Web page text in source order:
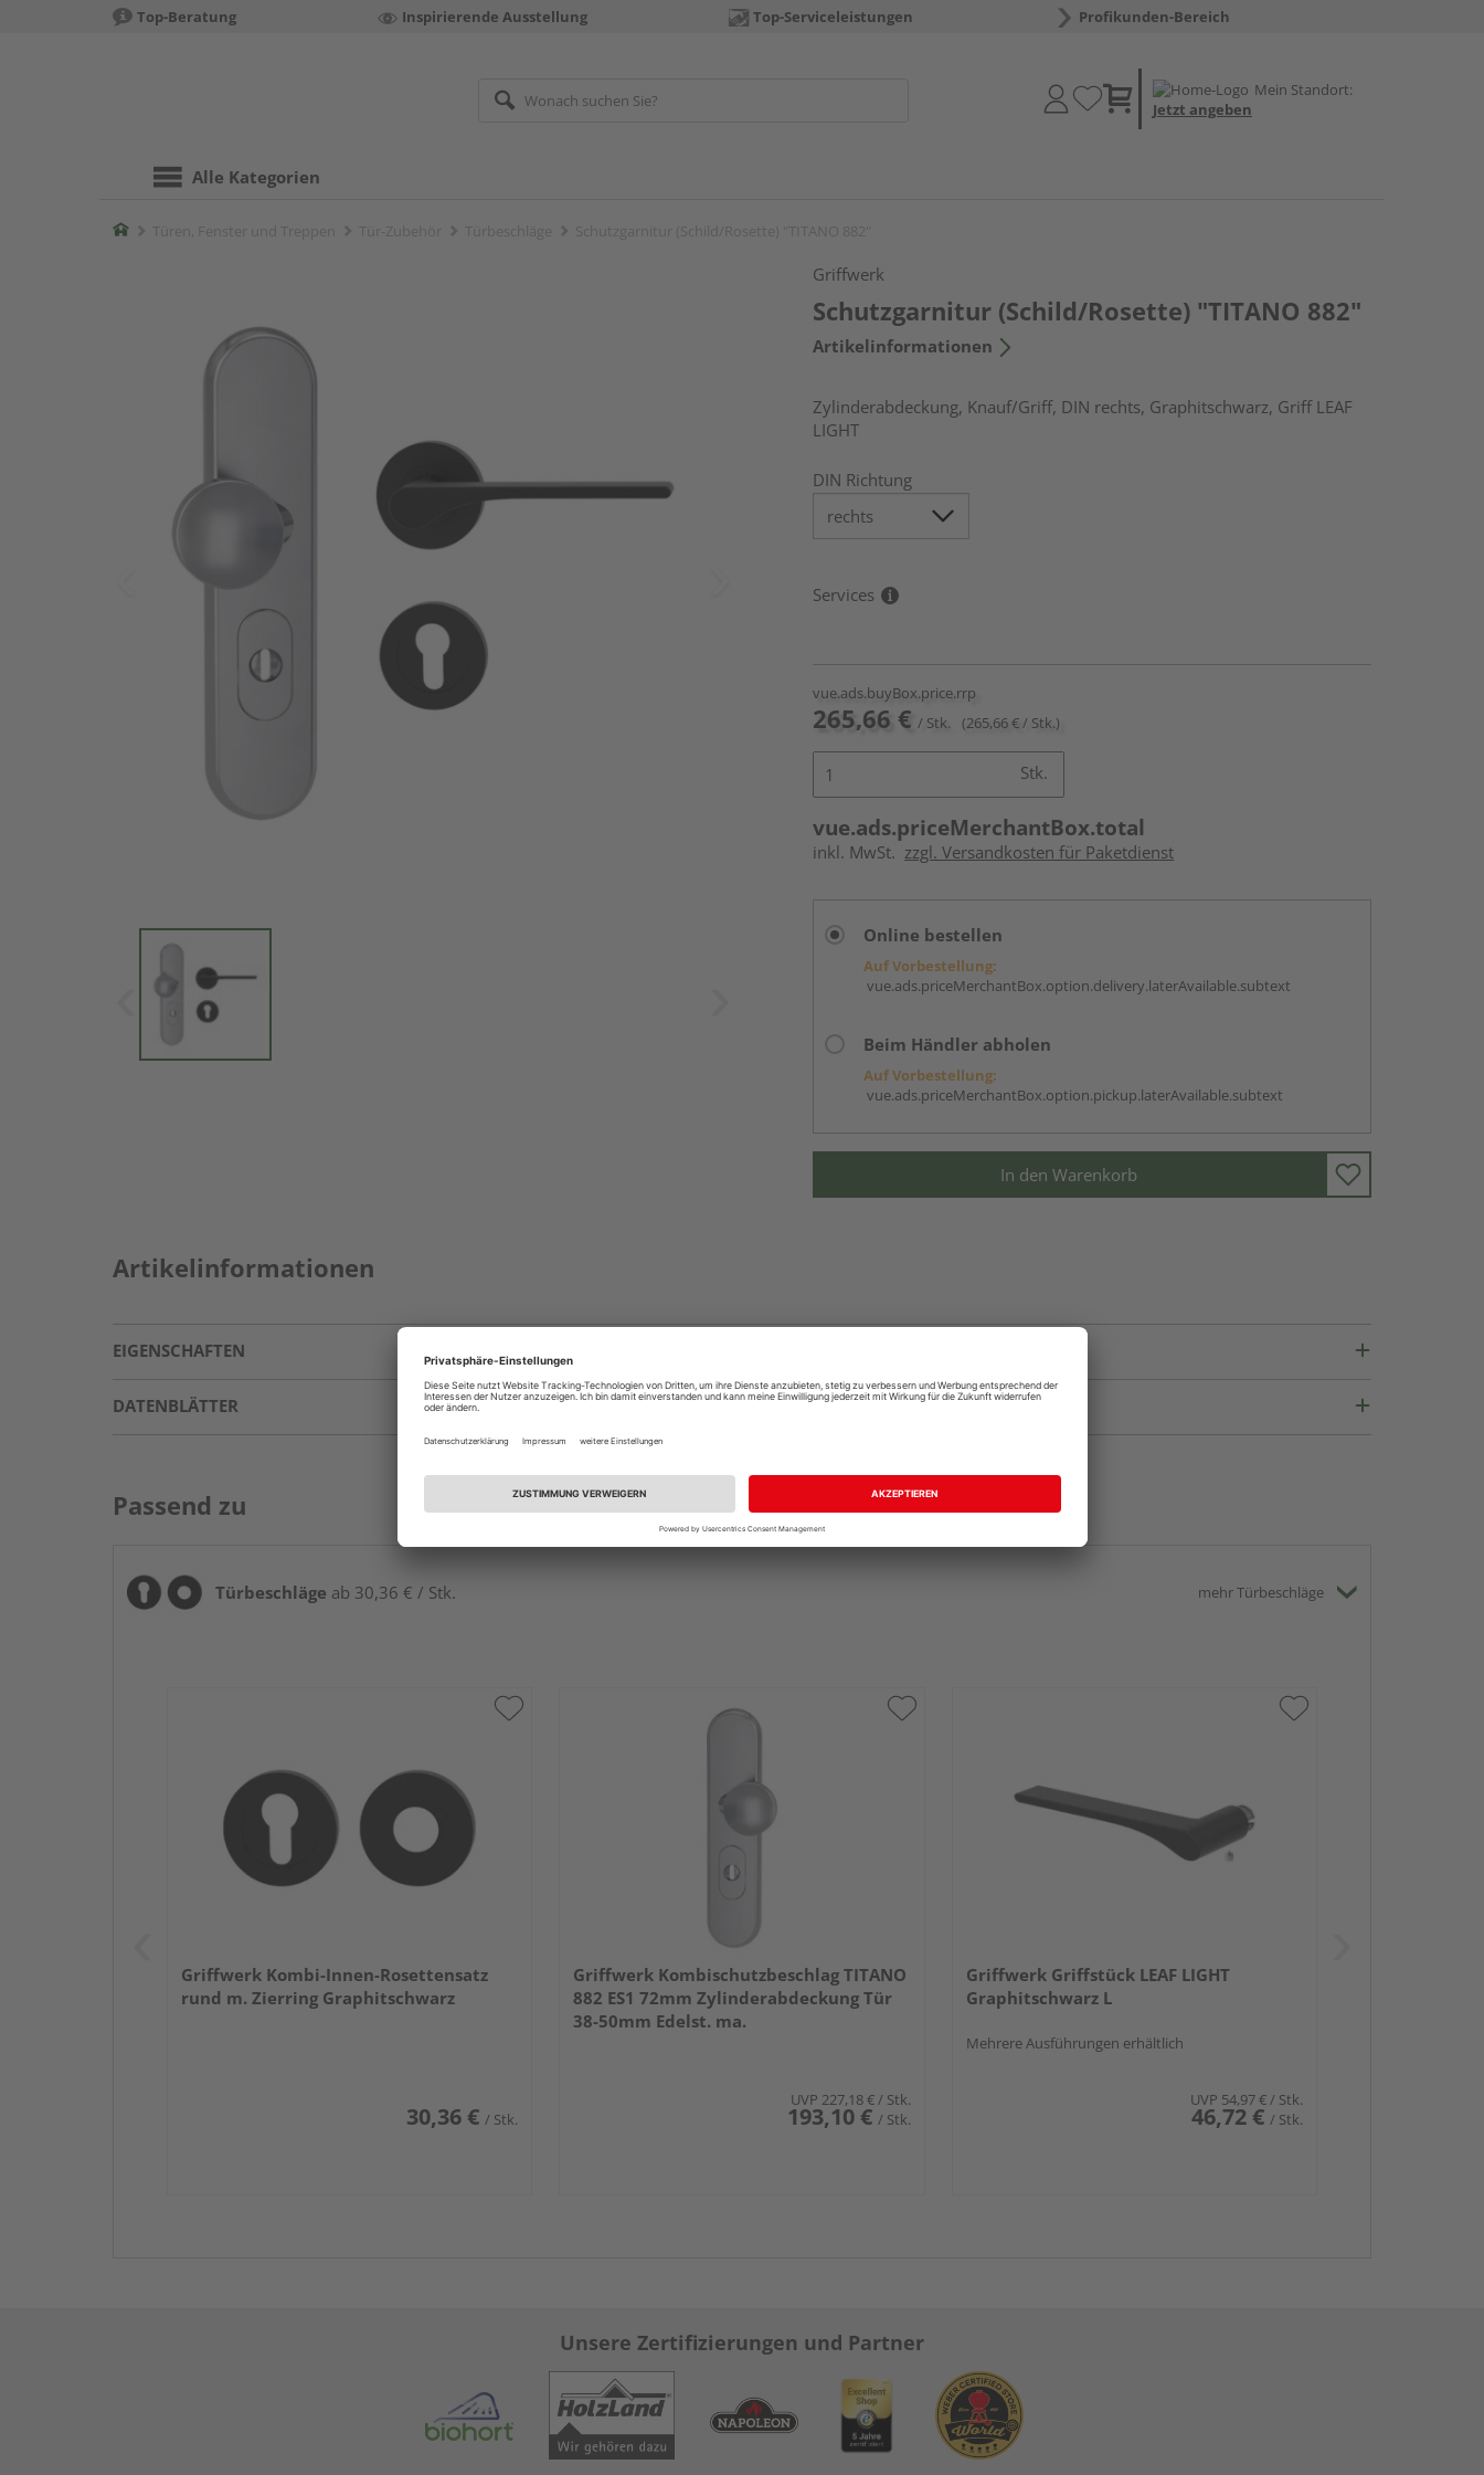
Top-Beratung Inspirierende Ausstellung Top-Serviceleistungen Profikunden-Bereich
Mein Standort:
Jetzt angeben
Alle Kategorien
Home
Griffwerk
Schutzgarnitur (Schild/Rosette) "TITANO 882"
Artikelinformationen
Zylinderabdeckung, Knauf/Griff, DIN rechts, Graphitschwarz, Griff LEAF
LIGHT
DIN Richtung
Services
vue.ads.buyBox.price.rrp
265,66 € / Stk. (265,66 € / Stk.)
Stk.
vue.ads.priceMerchantBox.total
inkl. MwSt. zzgl. Versandkosten für Paketdienst
Online bestellen
Auf Vorbestellung:
vue.ads.priceMerchantBox.option.delivery.laterAvailable.subtext
Beim Händler abholen
Auf Vorbestellung:
vue.ads.priceMerchantBox.option.pickup.laterAvailable.subtext
In den Warenkorb
Artikelinformationen
EIGENSCHAFTEN
DATENBLÄTTER
Passend zu
Türbeschläge ab 30,36 € / Stk. mehr Türbeschläge
Griffwerk Kombi-Innen-Rosettensatz
rund m. Zierring Graphitschwarz
30,36 € / Stk.
Griffwerk Kombischutzbeschlag TITANO
882 ES1 72mm Zylinderabdeckung Tür
38-50mm Edelst. ma.
UVP 227,18 € / Stk.
193,10 € / Stk.
Griffwerk Griffstück LEAF LIGHT
Graphitschwarz L
Mehrere Ausführungen erhältlich
UVP 54,97 € / Stk.
46,72 € / Stk.
Unsere Zertifizierungen und Partner